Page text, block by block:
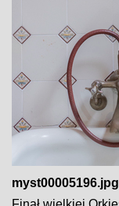
myst00005196.jpg